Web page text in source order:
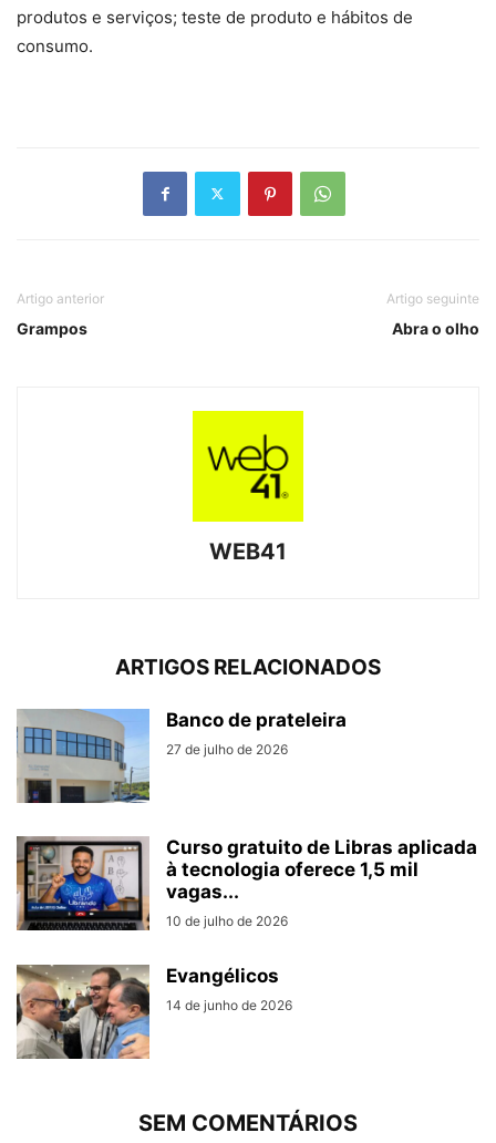
produtos e serviços; teste de produto e hábitos de
consumo.
Artigo anterior
Grampos
Artigo seguinte
Abra o olho
WEB41
ARTIGOS RELACIONADOS
Banco de prateleira
27 de julho de 2026
Curso gratuito de Libras aplicada
à tecnologia oferece 1,5 mil
vagas...
10 de julho de 2026
Evangélicos
14 de junho de 2026
SEM COMENTÁRIOS